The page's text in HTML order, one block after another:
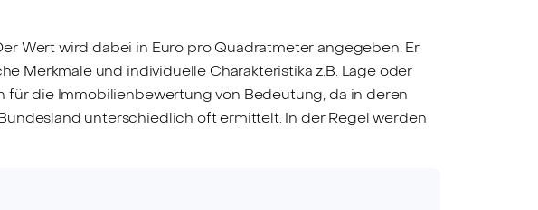
Wert wird dabei in Euro pro Quadratmeter angegeben. Er
Merkmale und individuelle Charakteristika z.B. Lage oder
die Immobilienbewertung von Bedeutung, da in deren
unterschiedlich oft ermittelt. In der Regel werden